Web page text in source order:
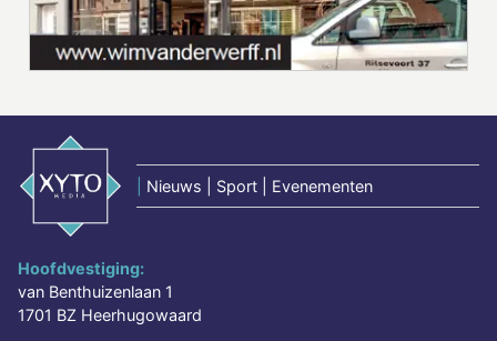
Nieuws | Sport | Evenementen
Hoofdvestiging:
van Benthuizenlaan 1
1701 BZ Heerhugowaard